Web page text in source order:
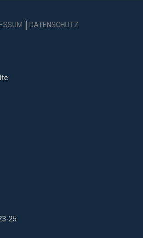
| DATENSCHUTZ
25